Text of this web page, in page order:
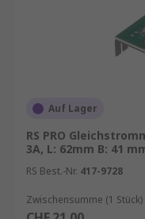
Informationen zur
eine garantierte
sowie zum
kostenfreie
unseremRS
Entdecken Sie
Ihren Bedarf wie z. B.
Auf Lager
RS PRO
3A, L: 62mm B: 41
RS Best.-Nr. 417-9728
Zwischensumme (1 Stück)